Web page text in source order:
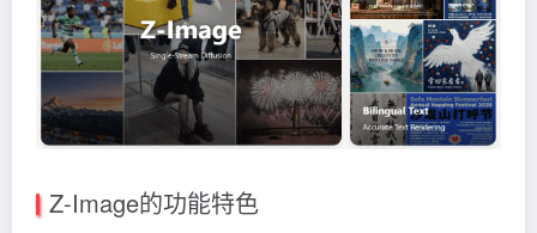
Z-Image的功能特色